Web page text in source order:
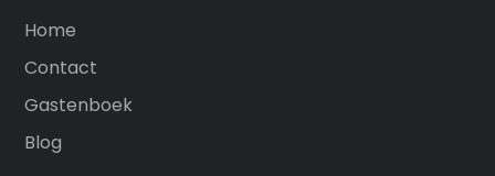
Home
Contact
Gastenboek
Blog